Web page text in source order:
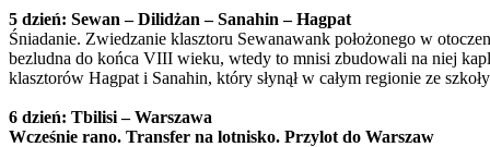
5 dzień: Sewan – Dilidżan – Sanahin – Hagpat
Śniadanie. Zwiedzanie klasztoru Sewanawank położonego w
bezludna do końca VIII wieku, wtedy to mnisi zbudowali na niej
klasztorów Hagpat i Sanahin, który słynął w całym regionie ze
6 dzień: Tbilisi – Warszawa
Wcześnie rano. Transfer na lotnisko. Przylot do Warszaw